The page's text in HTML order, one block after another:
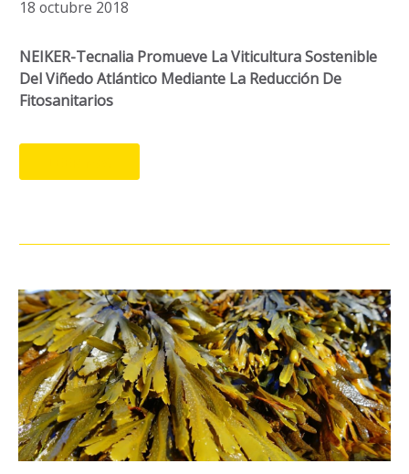
18 octubre 2018
NEIKER-Tecnalia Promueve La Viticultura Sostenible
Del Viñedo Atlántico Mediante La Reducción De
Fitosanitarios